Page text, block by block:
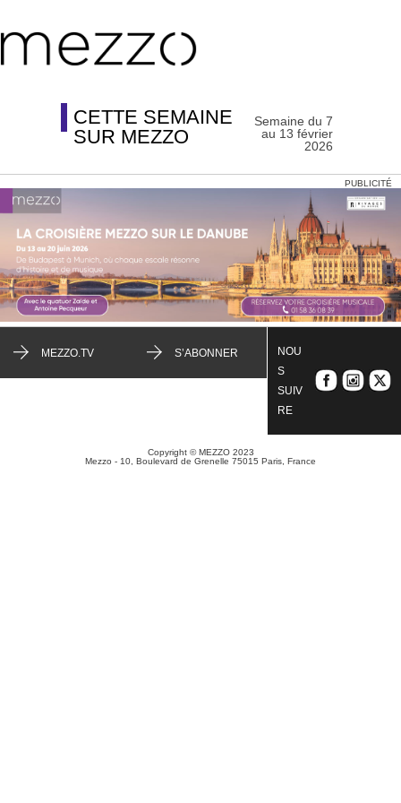
CETTE SEMAINE
SUR MEZZO
Semaine du 7
au 13 février
2026
PUBLICITÉ
MEZZO.TV S’ABONNER
NOU
S
SUIV
RE
Copyright © MEZZO 2023
Mezzo - 10, Boulevard de Grenelle 75015 Paris, France